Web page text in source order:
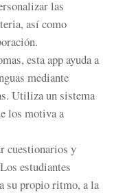
las
así como
esta app ayuda a
mediante
Utiliza un sistema
los motiva a
cuestionarios y
estudiantes
su propio ritmo, a la